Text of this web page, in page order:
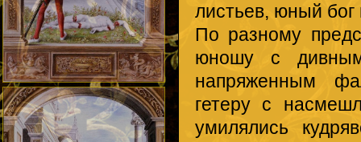
листьев, юный
По разному
юношу с
напряженным
гетеру с
умилялись